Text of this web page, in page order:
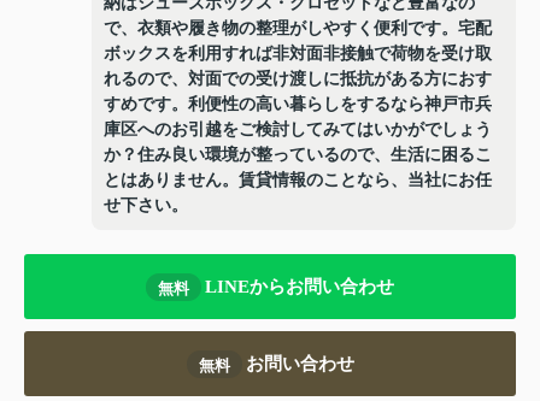
で、衣類や履き物の整理がしやすく便利です。宅配
ボックスを利用すれば非対面非接触で荷物を受け取
れるので、対面での受け渡しに抵抗がある方におす
すめです。利便性の高い暮らしをするなら神戸市兵
庫区へのお引越をご検討してみてはいかがでしょう
か？住み良い環境が整っているので、生活に困るこ
とはありません。賃貸情報のことなら、当社にお任
せ下さい。
無料 LINEからお問い合わせ
無料 お問い合わせ